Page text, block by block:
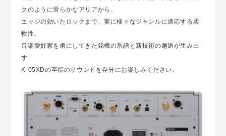
クのように滑らかなアリアから、
エッジの効いたロックまで、実に様々なジャンルに適応する柔
軟性。
音楽愛好家を虜にしてきた銘機の系譜と新技術の邂逅が生み出
す
K-05XDの至福のサウンドを存分にお楽しみください。